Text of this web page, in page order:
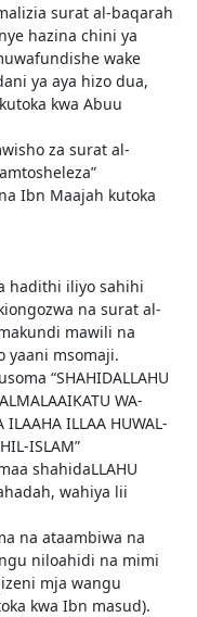
surat al-baqarah
hazina chini ya
wake
ya aya hizo dua,
kwa Abuu
za surat al-
Ibn Maajah kutoka
hadithi iliyo sahihi
na surat al-
mawili na
yaani msomaji.
“SHAHIDALLAHU
WA-
ILLAA HUWAL-
ISLAM”
shahidaLLAHU
wahiya lii
na ataambiwa na
niloahidi na mimi
mja wangu
kwa Ibn masud).